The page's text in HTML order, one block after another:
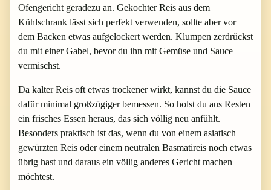
Ofengericht geradezu an. Gekochter Reis aus dem
Kühlschrank lässt sich perfekt verwenden, sollte aber vor
dem Backen etwas aufgelockert werden. Klumpen zerdrückst
du mit einer Gabel, bevor du ihn mit Gemüse und Sauce
vermischst.
Da kalter Reis oft etwas trockener wirkt, kannst du die Sauce
dafür minimal großzügiger bemessen. So holst du aus Resten
ein frisches Essen heraus, das sich völlig neu anfühlt.
Besonders praktisch ist das, wenn du von einem asiatisch
gewürzten Reis oder einem neutralen Basmatireis noch etwas
übrig hast und daraus ein völlig anderes Gericht machen
möchtest.